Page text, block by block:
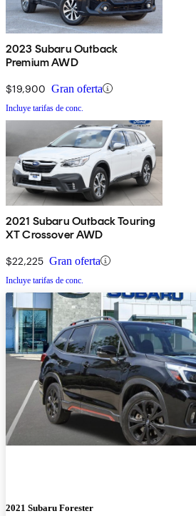
2023 Subaru Outback
Premium AWD
$19,900 Gran oferta
Incluye tarifas de conc.
2021 Subaru Outback Touring
XT Crossover AWD
$22,225 Gran oferta
Incluye tarifas de conc.
2021 Subaru Forester